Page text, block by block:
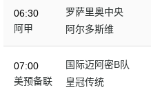
06:30
阿甲
罗萨里奥中央
阿尔多斯维
07:00
美预备联
国际迈阿密B队
皇冠传统